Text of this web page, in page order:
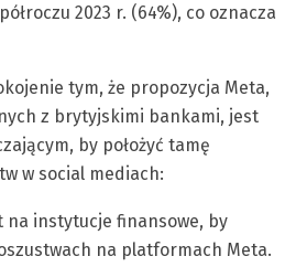
2023 r. (64%), co oznacza
tym, że propozycja Meta,
z brytyjskimi bankami, jest
by położyć tamę
w social mediach:
na instytucje finansowe, by
na platformach Meta.